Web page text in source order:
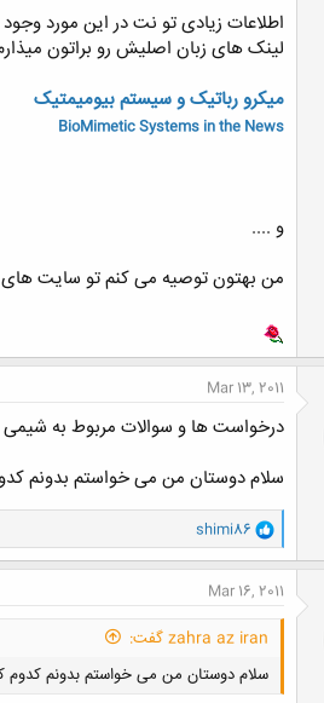
اطلاعات زیادی تو نت در این مورد وجود
لینک های زبان اصلیش رو براتون
میکرو رباتیک و سیستم بیومیمتیک
BioMimetic Systems in the News
و ....
من بهتون توصیه می کنم تو سایت های
Mar 13, 2011
درخواست ها و سوالات مربوط به شیمی
سلام دوستان من می خواستم بدونم
و
ا
ک
ن
ش
ا
shimi86
Mar 16, 2011
zahra az iran گفت:
سلام دوستان من می خواستم بدونم کدوم